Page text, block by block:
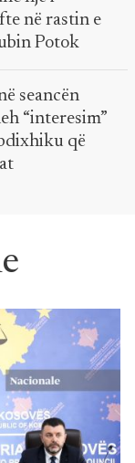
në rastin e
Potok
seancën
“interesim”
që